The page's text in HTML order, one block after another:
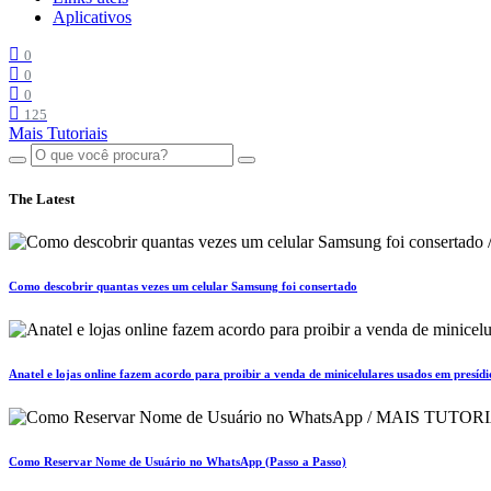
Aplicativos
0
0
0
125
Mais Tutoriais
The Latest
Como descobrir quantas vezes um celular Samsung foi consertado
Anatel e lojas online fazem acordo para proibir a venda de minicelulares usados em
Como Reservar Nome de Usuário no WhatsApp (Passo a Passo)